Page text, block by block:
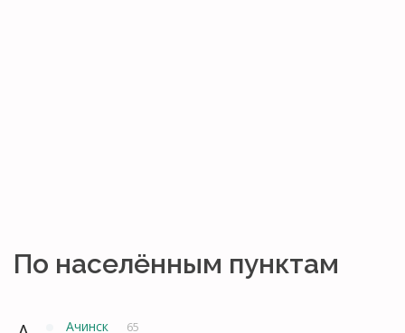
По населённым пунктам
Ачинск 65